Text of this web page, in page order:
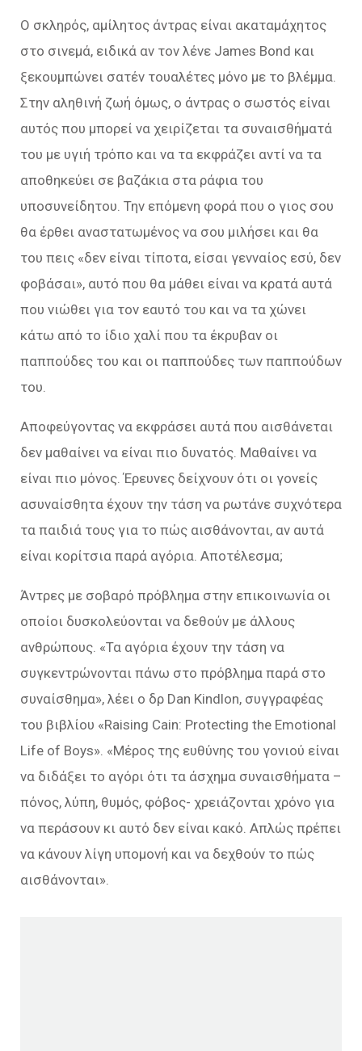
Ο σκληρός, αμίλητος άντρας είναι ακαταμάχητος
στο σινεμά, ειδικά αν τον λένε James Bond και
ξεκουμπώνει σατέν τουαλέτες μόνο με το βλέμμα.
Στην αληθινή ζωή όμως, ο άντρας ο σωστός είναι
αυτός που μπορεί να χειρίζεται τα συναισθήματά
του με υγιή τρόπο και να τα εκφράζει αντί να τα
αποθηκεύει σε βαζάκια στα ράφια του
υποσυνείδητου. Την επόμενη φορά που ο γιος σου
θα έρθει αναστατωμένος να σου μιλήσει και θα
του πεις «δεν είναι τίποτα, είσαι γενναίος εσύ, δεν
φοβάσαι», αυτό που θα μάθει είναι να κρατά αυτά
που νιώθει για τον εαυτό του και να τα χώνει
κάτω από το ίδιο χαλί που τα έκρυβαν οι
παππούδες του και οι παππούδες των παππούδων
του.
Αποφεύγοντας να εκφράσει αυτά που αισθάνεται
δεν μαθαίνει να είναι πιο δυνατός. Μαθαίνει να
είναι πιο μόνος. Έρευνες δείχνουν ότι οι γονείς
ασυναίσθητα έχουν την τάση να ρωτάνε συχνότερα
τα παιδιά τους για το πώς αισθάνονται, αν αυτά
είναι κορίτσια παρά αγόρια. Αποτέλεσμα;
Άντρες με σοβαρό πρόβλημα στην επικοινωνία οι
οποίοι δυσκολεύονται να δεθούν με άλλους
ανθρώπους. «Τα αγόρια έχουν την τάση να
συγκεντρώνονται πάνω στο πρόβλημα παρά στο
συναίσθημα», λέει ο δρ Dan Kindlon, συγγραφέας
του βιβλίου «Raising Cain: Protecting the Emotional
Life of Boys». «Μέρος της ευθύνης του γονιού είναι
να διδάξει το αγόρι ότι τα άσχημα συναισθήματα –
πόνος, λύπη, θυμός, φόβος- χρειάζονται χρόνο για
να περάσουν κι αυτό δεν είναι κακό. Απλώς πρέπει
να κάνουν λίγη υπομονή και να δεχθούν το πώς
αισθάνονται».